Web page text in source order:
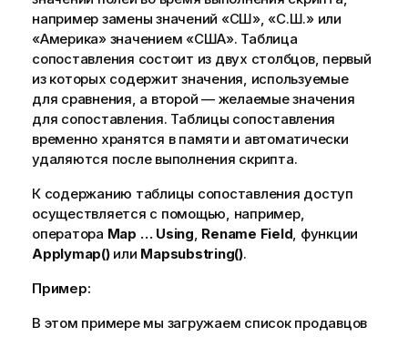
например замены значений «СШ», «С.Ш.» или
«Америка» значением «США». Таблица
сопоставления состоит из двух столбцов, первый
из которых содержит значения, используемые
для сравнения, а второй — желаемые значения
для сопоставления. Таблицы сопоставления
временно хранятся в памяти и автоматически
удаляются после выполнения скрипта.
К содержанию таблицы сопоставления доступ
осуществляется с помощью, например,
оператора Map … Using Rename Field , функции
Applymap()или Mapsubstring().
Пример:
В этом примере мы загружаем список продавцов